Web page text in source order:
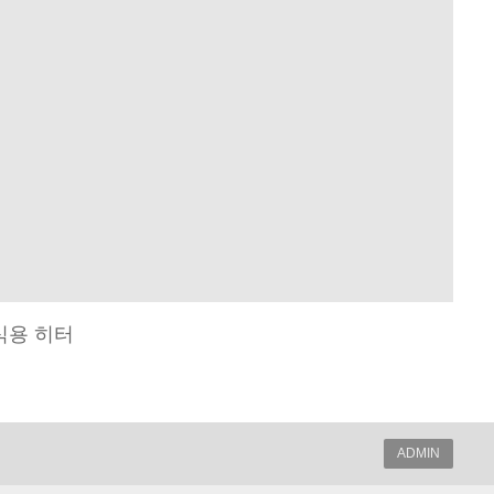
용 히터
ADMIN